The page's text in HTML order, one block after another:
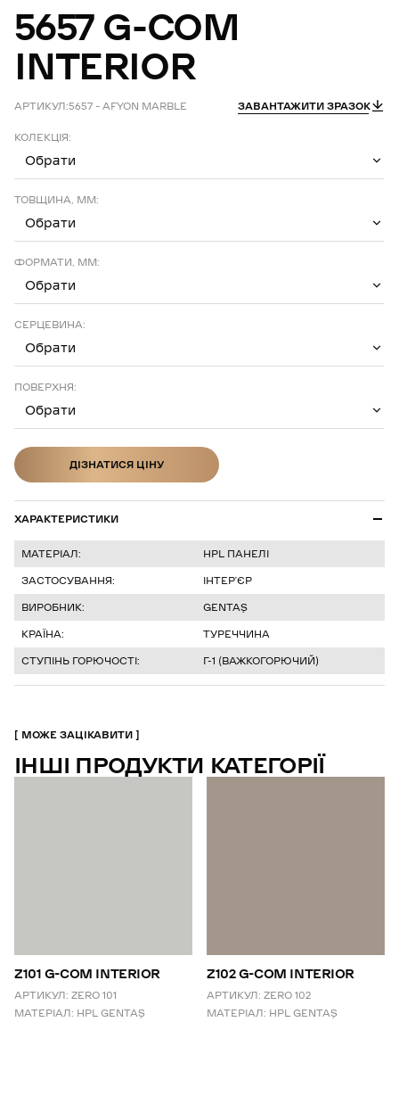
5657 G-COM
INTERIOR
АРТИКУЛ:5657 – AFYON MARBLE ЗАВАНТАЖИТИ ЗРАЗОК
КОЛЕКЦІЯ:
Обрати
ТОВЩИНА, ММ:
Обрати
ФОРМАТИ, ММ:
Обрати
СЕРЦЕВИНА:
Обрати
ПОВЕРХНЯ:
Обрати
ДІЗНАТИСЯ ЦІНУ
ХАРАКТЕРИСТИКИ
МАТЕРІАЛ:
HPL ПАНЕЛІ
ЗАСТОСУВАННЯ:
ІНТЕР’ЄР
ВИРОБНИК:
GENTAŞ
КРАЇНА:
ТУРЕЧЧИНА
СТУПІНЬ ГОРЮЧОСТІ:
Г-1 (ВАЖКОГОРЮЧИЙ)
МОЖЕ ЗАЦІКАВИТИ
ІНШІ ПРОДУКТИ КАТЕГОРІЇ
Z101 G-COM INTERIOR
АРТИКУЛ: ZERO 101
МАТЕРІАЛ: HPL GENTAŞ
Z102 G-COM INTERIOR
АРТИКУЛ: ZERO 102
МАТЕРІАЛ: HPL GENTAŞ